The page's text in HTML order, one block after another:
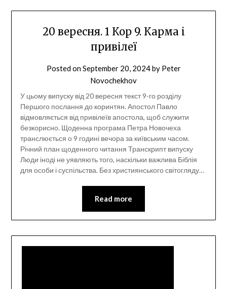
20 вересня. 1 Кор 9. Карма і
привілеї
Posted onSeptember 20, 2024by Peter
Novochekhov
У цьому випуску від 20 вересня текст 9-го розділу
Першого послання до коринтян. Апостол Павло
відмовляється від привілеїв апостола, щоб служити
безкорисно. Щоденна програма Петра Новочеха
транслюється о 9 годині вечора за київським часом.
Річний план щоденного читання Транскрипт випуску
Люди іноді не уявляють того, наскільки важлива Біблія
для особи і суспільства. Без християнського світогляду…
Read more